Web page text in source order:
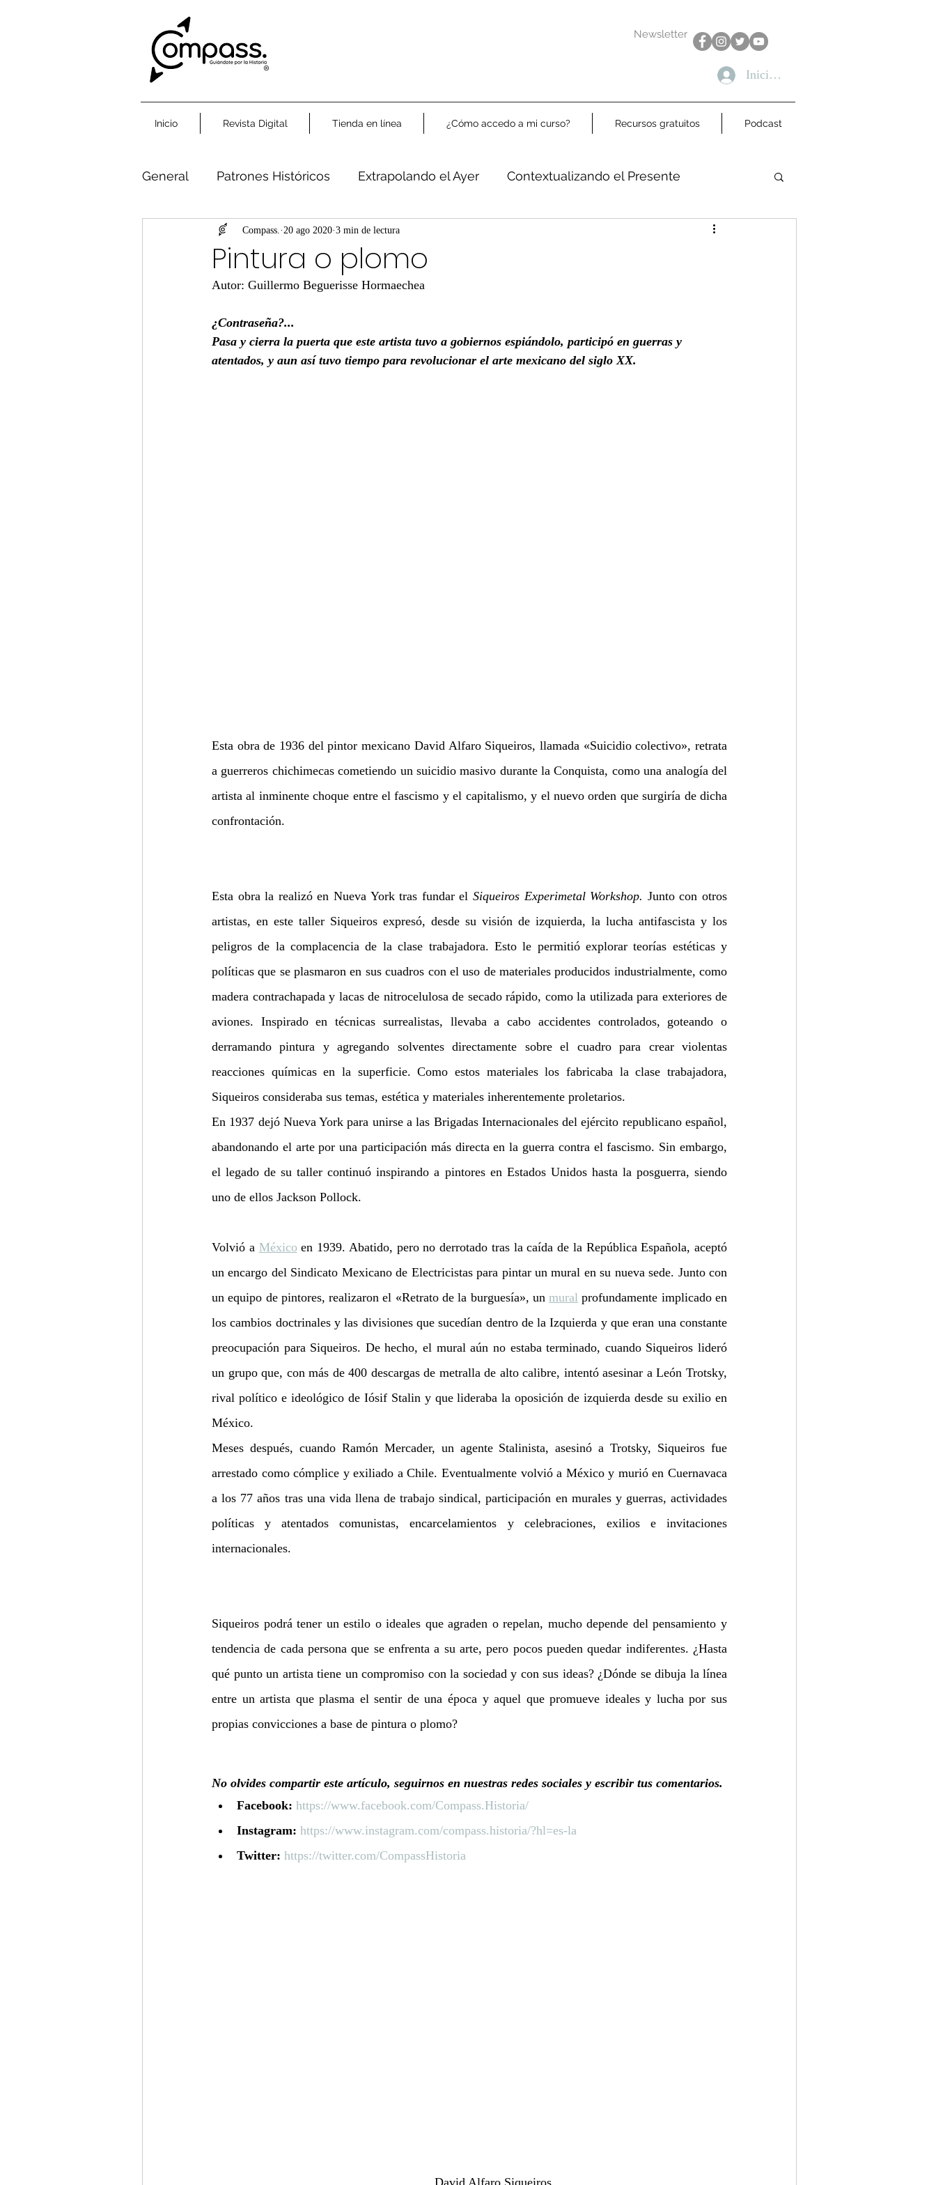
Newsletter
Iniciar sesión
Inicio Revista Digital Tienda en línea ¿Cómo accedo a mi curso? Recursos gratuitos Podcast
General Patrones Históricos Extrapolando el Ayer Contextualizando el Presente
Humanidad Común Libre Análisis
Pintura o plomo
Compass. 20 ago 2020 3 min de lectura
Autor: Guillermo Beguerisse Hormaechea
¿Contraseña?...
Pasa y cierra la puerta que este artista tuvo a gobiernos espiándolo, participó en guerras y
atentados, y aun así tuvo tiempo para revolucionar el arte mexicano del siglo XX.
Esta obra de 1936 del pintor mexicano David Alfaro Siqueiros, llamada «Suicidio colectivo», retrata
a guerreros chichimecas cometiendo un suicidio masivo durante la Conquista, como una analogía del
artista al inminente choque entre el fascismo y el capitalismo, y el nuevo orden que surgiría de dicha
confrontación.
Esta obra la realizó en Nueva York tras fundar el Siqueiros Experimetal Workshop. Junto con otros
artistas, en este taller Siqueiros expresó, desde su visión de izquierda, la lucha antifascista y los
peligros de la complacencia de la clase trabajadora. Esto le permitió explorar teorías estéticas y
políticas que se plasmaron en sus cuadros con el uso de materiales producidos industrialmente, como
madera contrachapada y lacas de nitrocelulosa de secado rápido, como la utilizada para exteriores de
aviones. Inspirado en técnicas surrealistas, llevaba a cabo accidentes controlados, goteando o
derramando pintura y agregando solventes directamente sobre el cuadro para crear violentas
reacciones químicas en la superficie. Como estos materiales los fabricaba la clase trabajadora,
Siqueiros consideraba sus temas, estética y materiales inherentemente proletarios.
En 1937 dejó Nueva York para unirse a las Brigadas Internacionales del ejército republicano español,
abandonando el arte por una participación más directa en la guerra contra el fascismo. Sin embargo,
el legado de su taller continuó inspirando a pintores en Estados Unidos hasta la posguerra, siendo
uno de ellos Jackson Pollock.
Volvió a México en 1939. Abatido, pero no derrotado tras la caída de la República Española, aceptó
un encargo del Sindicato Mexicano de Electricistas para pintar un mural en su nueva sede. Junto con
un equipo de pintores, realizaron el «Retrato de la burguesía», un mural profundamente implicado en
los cambios doctrinales y las divisiones que sucedían dentro de la Izquierda y que eran una constante
preocupación para Siqueiros. De hecho, el mural aún no estaba terminado, cuando Siqueiros lideró
un grupo que, con más de 400 descargas de metralla de alto calibre, intentó asesinar a León Trotsky,
rival político e ideológico de Iósif Stalin y que lideraba la oposición de izquierda desde su exilio en
México.
Meses después, cuando Ramón Mercader, un agente Stalinista, asesinó a Trotsky, Siqueiros fue
arrestado como cómplice y exiliado a Chile. Eventualmente volvió a México y murió en Cuernavaca
a los 77 años tras una vida llena de trabajo sindical, participación en murales y guerras, actividades
políticas y atentados comunistas, encarcelamientos y celebraciones, exilios e invitaciones
internacionales.
Siqueiros podrá tener un estilo o ideales que agraden o repelan, mucho depende del pensamiento y
tendencia de cada persona que se enfrenta a su arte, pero pocos pueden quedar indiferentes. ¿Hasta
qué punto un artista tiene un compromiso con la sociedad y con sus ideas? ¿Dónde se dibuja la línea
entre un artista que plasma el sentir de una época y aquel que promueve ideales y lucha por sus
propias convicciones a base de pintura o plomo?
No olvides compartir este artículo, seguirnos en nuestras redes sociales y escribir tus comentarios.
Facebook: https://www.facebook.com/Compass.Historia/
Instagram: https://www.instagram.com/compass.historia/?hl=es-la
Twitter: https://twitter.com/CompassHistoria
David Alfaro Siqueiros